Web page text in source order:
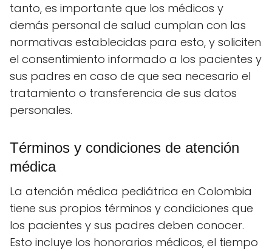
tanto, es importante que los médicos y
demás personal de salud cumplan con las
normativas establecidas para esto, y soliciten
el consentimiento informado a los pacientes y
sus padres en caso de que sea necesario el
tratamiento o transferencia de sus datos
personales.
Términos y condiciones de atención
médica
La atención médica pediátrica en Colombia
tiene sus propios términos y condiciones que
los pacientes y sus padres deben conocer.
Esto incluye los honorarios médicos, el tiempo